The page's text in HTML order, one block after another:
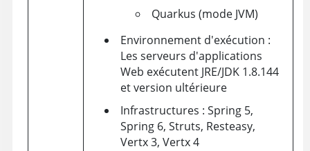
Quarkus (mode JVM)
Environnement d'exécution :
Les serveurs d'applications
Web exécutent JRE/JDK 1.8.144
et version ultérieure
Infrastructures : Spring 5,
Spring 6, Struts, Resteasy,
Vertx 3, Vertx 4